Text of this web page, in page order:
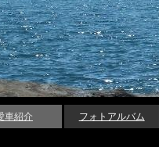
車紹介 フォトアルバム